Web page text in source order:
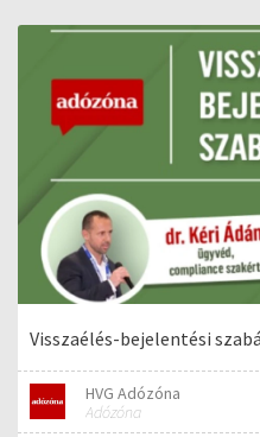
Visszaélés-bejelentési
HVG Adózóna
Adózóna